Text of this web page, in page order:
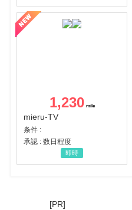
1,230
mieru-TV
条件 :
承認 : 数日程度
即時
[PR]